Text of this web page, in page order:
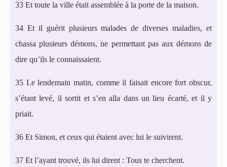
33 Et toute la ville était assemblée à la porte de la maison.
34 Et il guérit plusieurs malades de diverses maladies, et
chassa plusieurs démons, ne permettant pas aux démons de
dire qu’ils le connaissaient.
35 Le lendemain matin, comme il faisait encore fort obscur,
s’étant levé, il sortit et s’en alla dans un lieu écarté, et il y
priait.
36 Et Simon, et ceux qui étaient avec lui le suivirent.
37 Et l’ayant trouvé, ils lui dirent : Tous te cherchent.